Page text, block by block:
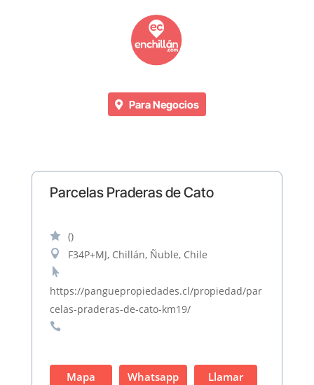
Para Negocios
Parcelas Praderas de Cato
 ()
 F34P+MJ, Chillán, Ñuble, Chile

https://panguepropiedades.cl/propiedad/par
celas-praderas-de-cato-km19/

Mapa Whatsapp Llamar